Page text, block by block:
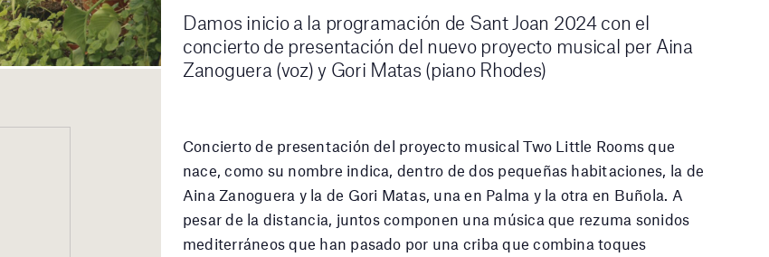
Damos inicio a la programación de Sant Joan 2024 con el
concierto de presentación del nuevo proyecto musical per Aina
Zanoguera (voz) y Gori Matas (piano Rhodes)
Concierto de presentación del proyecto musical Two Little Rooms que
nace, como su nombre indica, dentro de dos pequeñas habitaciones, la de
Aina Zanoguera y la de Gori Matas, una en Palma y la otra en Buñola. A
pesar de la distancia, juntos componen una música que rezuma sonidos
mediterráneos que han pasado por una criba que combina toques